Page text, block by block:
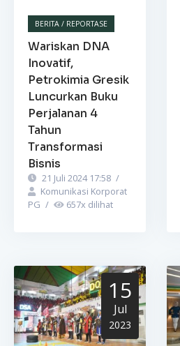
BERITA / REPORTASE
Wariskan DNA
Inovatif,
Petrokimia Gresik
Luncurkan Buku
Perjalanan 4
Tahun
Transformasi
Bisnis
21 Juli 2024 17:58 /
Komunikasi Korporat
PG / 657x dilihat
15
Jul
2023